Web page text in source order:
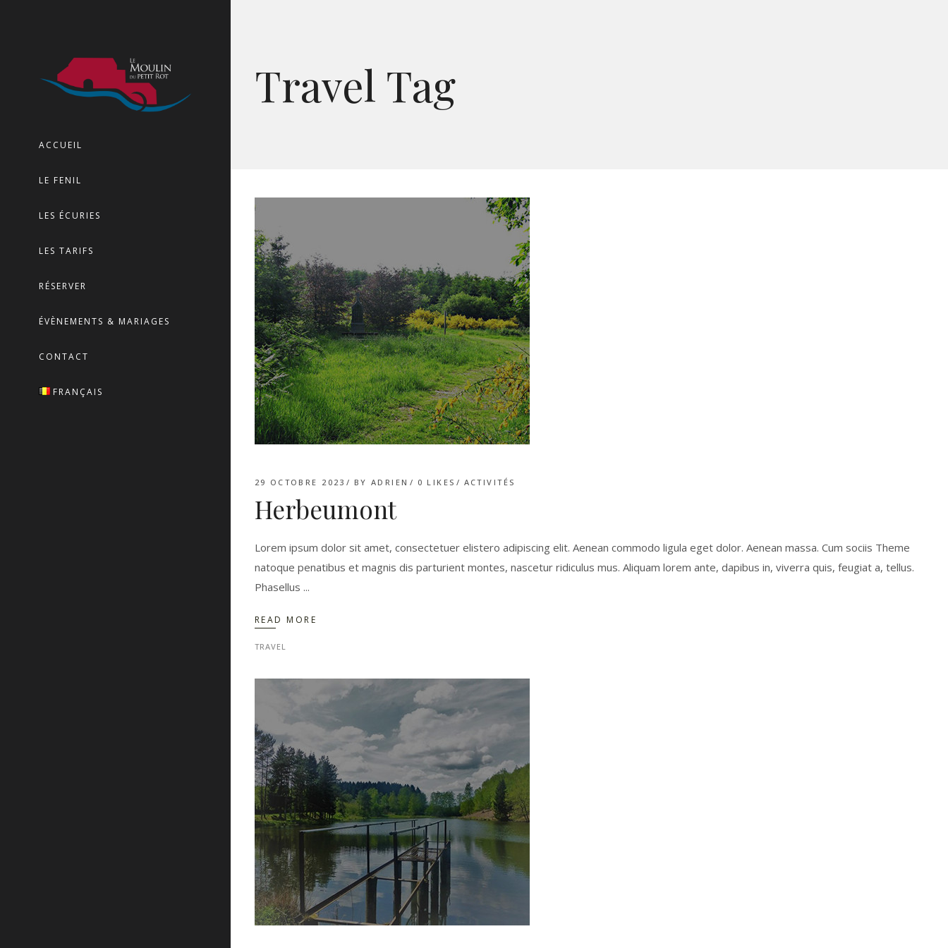
ACCUEIL
LE FENIL
LES ÉCURIES
LES TARIFS
RÉSERVER
ÉVÈNEMENTS & MARIAGES
CONTACT
FRANÇAIS
Travel Tag
29 OCTOBRE 2023 BYADRIEN 0 LIKES ACTIVITÉS
Herbeumont
Lorem ipsum dolor sit amet, consectetuer elistero adipiscing elit. Aenean commodo ligula eget dolor. Aenean massa. Cum sociis Theme
natoque penatibus et magnis dis parturient montes, nascetur ridiculus mus. Aliquam lorem ante, dapibus in, viverra quis, feugiat a, tellus.
Phasellus
READ MORE
TRAVEL